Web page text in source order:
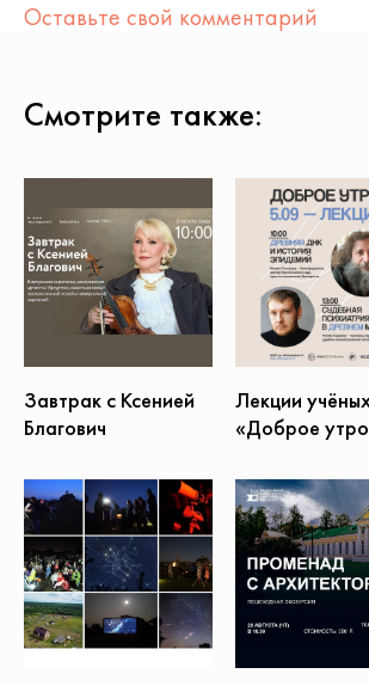
Оставьте свой комментарий
Смотрите также:
Завтрак с Ксенией
Благович
Лекции
«Доброе